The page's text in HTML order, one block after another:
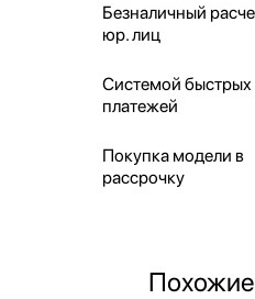
Безналичный
юр. лиц
Системой быстрых
платежей
Покупка модели в
рассрочку